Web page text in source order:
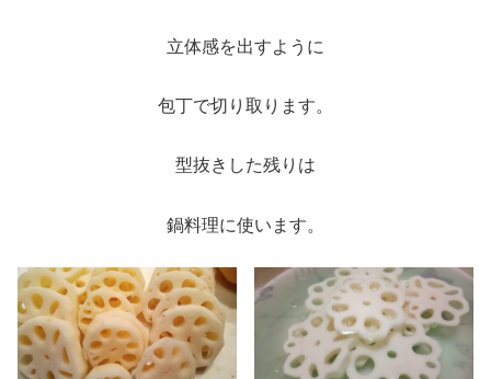
立体感を出すように
包丁で切り取ります。
型抜きした残りは
鍋料理に使います。